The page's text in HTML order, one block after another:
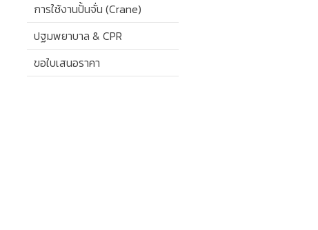
การใช้งานปั้นจั่น (Crane)
ปฐมพยาบาล & CPR
ขอใบเสนอราคา